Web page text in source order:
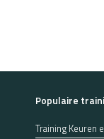
Populaire
Training Keuren